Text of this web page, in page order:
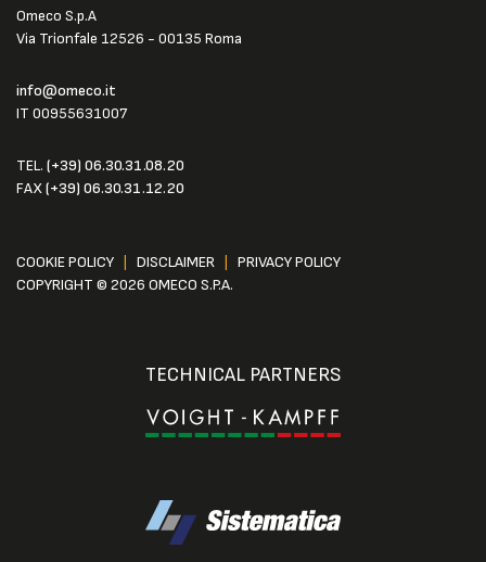
Omeco S.p.A
Via Trionfale 12526 - 00135 Roma
info@omeco.it
IT 00955631007
TEL. (+39) 06.30.31.08.20
FAX(+39) 06.30.31.12.20
COOKIE POLICY DISCLAIMER
PRIVACY POLICY
COPYRIGHT © 2026 OMECO S.P.A.
TECHNICAL PARTNERS